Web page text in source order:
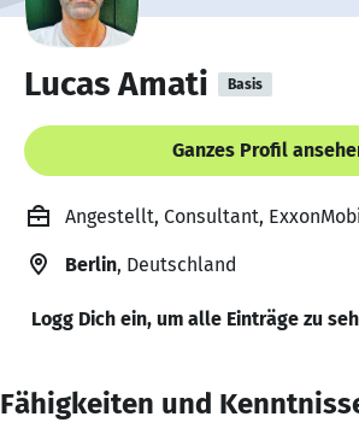
Lucas Amati Basis
Ganzes Profil
Angestellt, Consultant,
Berlin, Deutschland
Logg Dich ein, um alle Einträge zu
Fähigkeiten und